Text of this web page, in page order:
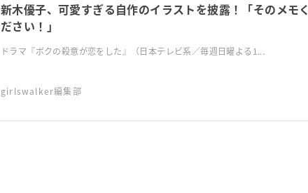
新木優子、可愛すぎる自作のイラストを披露！「そのメモく
ださい！」
ドラマ『ボクの殺意が恋をした』（日本テレビ系／毎週日曜よる1...
girlswalker編集部